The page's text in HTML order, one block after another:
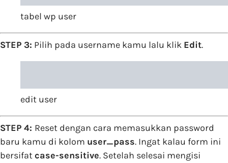
tabel wp user
STEP 3: Pilih pada username kamu lalu klik Edit.
edit user
STEP 4: Reset dengan cara memasukkan password
baru kamu di kolom user_pass. Ingat kalau form ini
bersifatcase-sensitive. Setelah selesai mengisi